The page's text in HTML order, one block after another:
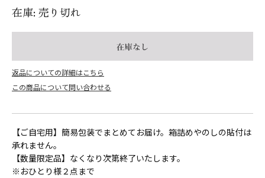
在庫: 売り切れ
返品についての詳細はこちら
【ご自宅用】簡易包装でまとめてお届け。箱詰めやのしの貼付は
承れません。
【数量限定品】なくなり次第終了いたします。
※おひとり様２点まで